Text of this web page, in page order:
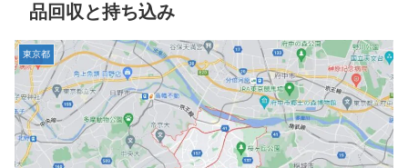
品回収と持ち込み
東京都